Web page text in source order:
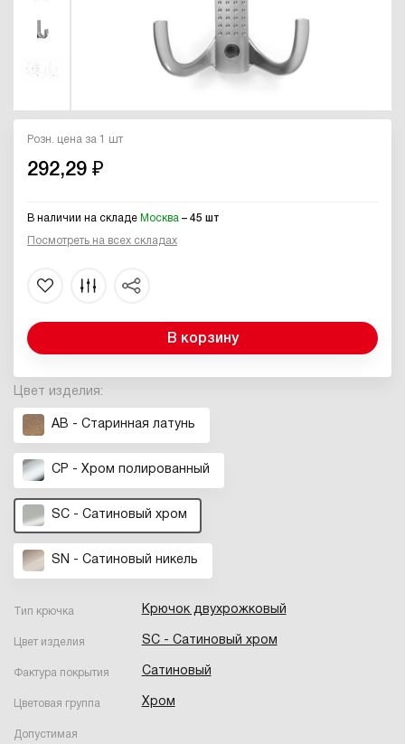
Цвет изделия:
AB - Старинная латунь
CP - Хром полированный
SC - Сатиновый хром
SN - Cатиновый никель
Тип крючка Крючок двухрожковый
Цвет изделия SC - Сатиновый хром
Фактура покрытия Сатиновый
Цветовая группа Хром
Допустимая
Розн. цена за 1 шт
292,29 ₽
В наличии на складе Москва – 45 шт
Посмотреть на всех складах
В корзину